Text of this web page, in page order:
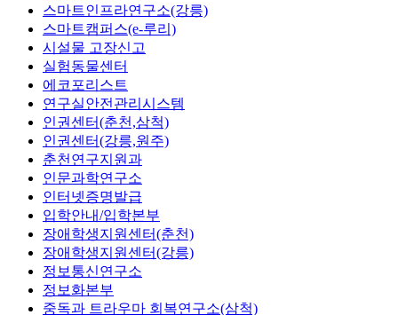
스마트인프라연구소(강릉)
스마트캠퍼스(e-루리)
시설물 고장신고
실험동물센터
에코포리스트
연구실안전관리시스템
인권센터(춘천,삼척)
인권센터(강릉,원주)
춘천연구지원과
인문과학연구소
인터넷증명발급
입학안내/입학본부
장애학생지원센터(춘천)
장애학생지원센터(강릉)
정보통신연구소
정보화본부
중독과 트라우마 회복연구소(삼척)